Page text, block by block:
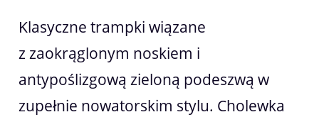
Klasyczne trampki wiązane
z zaokrąglonym noskiem i
antypoślizgową zieloną podeszwą w
zupełnie nowatorskim stylu. Cholewka